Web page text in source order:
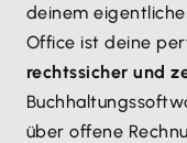
deinem
Office ist deine
rechtssicher und
über offene